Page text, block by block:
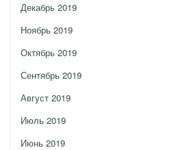
Декабрь 2019
Ноябрь 2019
Октябрь 2019
Сентябрь 2019
Август 2019
Июль 2019
Июнь 2019